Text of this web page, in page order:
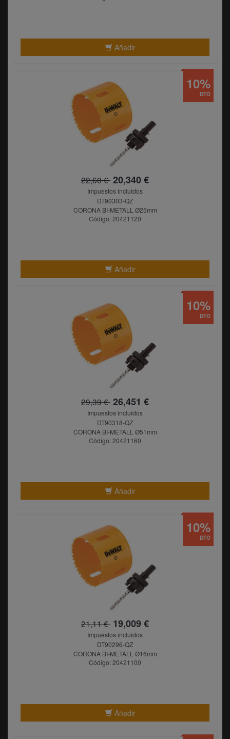
Añadir
22,60 € 20,340 €
Impuestos incluidos
DT90303-QZ
CORONA BI-METALL Ø25mm
Código: 20421120
Añadir
DTO
10%
29,39 € 26,451 €
Impuestos incluidos
DT90318-QZ
CORONA BI-METALL Ø51mm
Código: 20421160
Añadir
DTO
10%
21,11 € 19,009 €
Impuestos incluidos
DT90296-QZ
CORONA BI-METALL Ø16mm
Código: 20421100
Añadir
DTO
10%